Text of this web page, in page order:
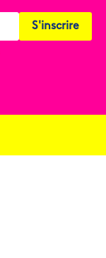
S'inscrire